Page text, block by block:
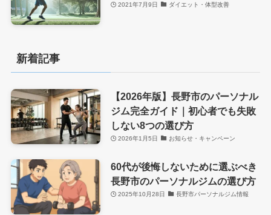
2021年7月9日 ダイエット・体型改善
新着記事
【2026年版】長野市のパーソナル
ジム完全ガイド｜初心者でも失敗
しない8つの選び方
2026年1月5日 お知らせ・キャンペーン
60代が後悔しないために選ぶべき
長野市のパーソナルジムの選び方
2025年10月28日 長野市パーソナルジム情報